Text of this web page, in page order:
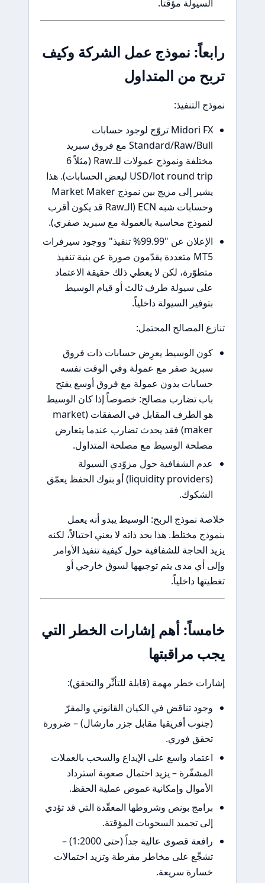
السيولة مؤقتاً.
رابعاً: نموذج عمل الشركة وكيف
تربح من المتداول
نموذج التنفيذ:
Midori FX تروّج لوجود حسابات
Standard/Raw/Bull مع فروق سبريد
مختلفة ونموذج عمولات للـRaw (مثلاً 6
USD/lot round trip لبعض الحسابات). هذا
يشير إلى مزيج بين نموذج Market Maker
وحسابات شبه ECN (الـRaw قد يكون أقرب
لنموذج محاسبة بالعمولة مع سبريد صفري).
الإعلان عن "99.99% تنفيذ" ووجود سيرفرات
MT5 متعددة يقدّمون صورة عن بنية تنفيذ
متطوّرة، لكن لا يغطي ذلك حقيقة الاعتماد
على سيولة طرف ثالث أو قيام الوسيط
بتوفير السيولة داخلياً.
تنازع المصالح المحتمل:
كون الوسيط يعرِض حسابات ذات فروق
سبريد صفر مع عمولة وفي الوقت نفسه
حسابات بدون عمولة مع فروق أوسع يفتح
باب تضارب مصالح: خصوصاً إذا كان الوسيط
هو الطرف المقابل في الصفقات (market
maker) فقد يحدث تضارب عندما يتعارض
مصلحة الوسيط مع مصلحة المتداول.
عدم الشفافية حول مزوّدي السيولة
(liquidity providers) أو بنوك الحفظ يعمّق
خلاصة نموذج الربح: الوسيط يبدو أنه يعمل
بنموذج مختلط. هذا بحد ذاته لا يعني احتيالاً، لكنه
يزيد الحاجة للشفافية حول كيفية تنفيذ الأوامر
وإلى أي مدى يتم توجيهها لسوق خارجي أو
تغطيتها داخلياً.
خامساً: أهم إشارات الخطر التي
يجب مراقبتها
إشارات خطر مهمة (قابلة للتأثّر والتحقق):
وجود تناقض في الكيان القانوني والمقرّ
(جنوب أفريقيا مقابل جزر مارشال) – ضرورة
تحقق فوري.
اعتماد واسع على الإيداع والسحب بالعملات
المشفّرة – يزيد احتمال صعوبة استرداد
الأموال وإمكانية غموض عملية الحفظ.
برامج بونص وشروطها المعقّدة التي قد تؤدي
إلى تجميد السحوبات المؤقتة.
رافعة قصوى عالية جداً (حتى 1:2000) –
تشجِّع على مخاطر مفرطة وتزيد احتمالات
خسارة سريعة.